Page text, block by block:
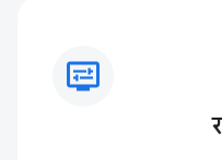
display_settings